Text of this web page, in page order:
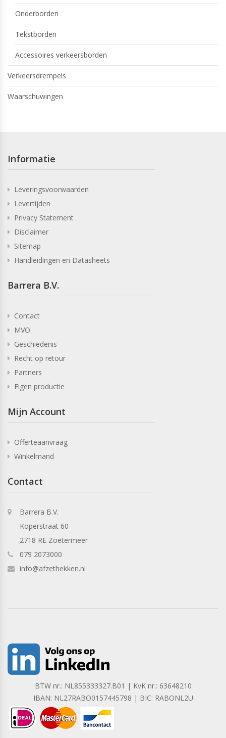
Onderborden
Tekstborden
Accessoires verkeersborden
Verkeersdrempels
Waarschuwingen
Informatie
Leveringsvoorwaarden
Levertijden
Privacy Statement
Disclaimer
Sitemap
Handleidingen en Datasheets
Barrera B.V.
Contact
MVO
Geschiedenis
Recht op retour
Partners
Eigen productie
Mijn Account
Offerteaanvraag
Winkelmand
Contact
Barrera B.V.
Koperstraat 60
2718 RE Zoetermeer
079 2073000
info@afzethekken.nl
BTW nr.: NL855333327.B01 | KvK nr.: 63648210
IBAN: NL27RABO0157445798 | BIC: RABONL2U